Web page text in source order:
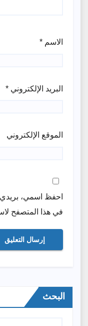
الاسم *
البريد الإلكتروني *
الموقع الإلكتروني
احفظ اسمي، بريدي
في هذا المتصفح
البحث